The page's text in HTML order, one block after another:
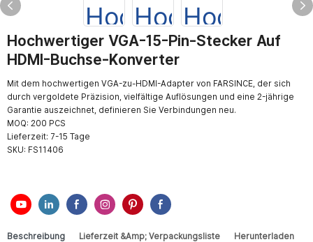
Hochwertiger VGA-15-Pin-Stecker Auf
HDMI-Buchse-Konverter
Mit dem hochwertigen VGA-zu-HDMI-Adapter von FARSINCE, der sich
durch vergoldete Präzision, vielfältige Auflösungen und eine 2-jährige
Garantie auszeichnet, definieren Sie Verbindungen neu.
MOQ: 200 PCS
Lieferzeit: 7-15 Tage
SKU: FS11406
Beschreibung Lieferzeit &amp; Verpackungsliste Herunterladen